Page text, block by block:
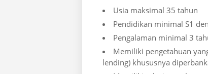
Usia maksimal 35 tahun
Pendidikan minimal S1
Pengalaman minimal 3
Memiliki pengetahuan
lending) khususnya